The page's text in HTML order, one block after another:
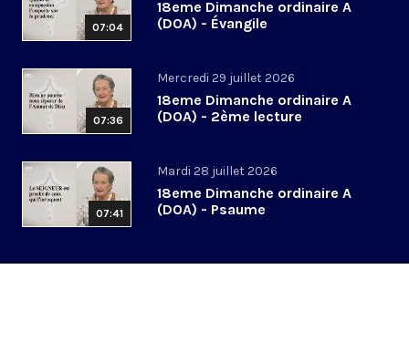
07:04
18eme Dimanche ordinaire A
(DOA) - Évangile
07:36
Mercredi 29 juillet 2026
18eme Dimanche ordinaire A
(DOA) - 2ème lecture
07:41
Mardi 28 juillet 2026
18eme Dimanche ordinaire A
(DOA) - Psaume